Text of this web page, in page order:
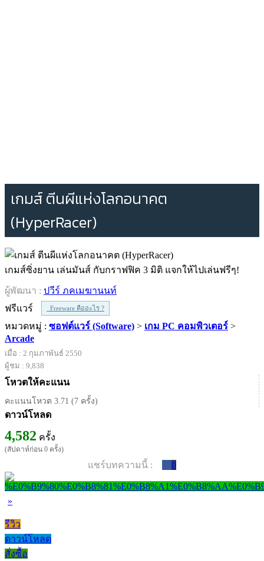
เกมส์ ตีนผีแห่งโลกอนาคต
(HyperRacer)
เกมส์ซิ่งยาน เล่นมันส์ กับกราฟฟิค 3 มิติ แจกให้ไปเล่นฟรีๆ!
ผู้พัฒนา : ปวีร์ ภคเมฆานนท์
ฟรีแวร์
Freeware คืออะไร ?
หมวดหมู่ : ซอฟต์แวร์ (Software) > เกม PC คอมพิวเตอร์ >
Arcade
เมื่อ : 2 กุมภาพันธ์ 2550
ผู้ชม : 9,838
โหวตให้คะแนน
คะแนนโหวต 3.71 (7 ครั้ง)
ดาวน์โหลด
4,582 ครั้ง
(สัปดาห์ก่อน 0 ครั้ง)
แชร์บทความนี้ : 0
»
รีวิว
ดาวน์โหลด
สั่งซื้อ